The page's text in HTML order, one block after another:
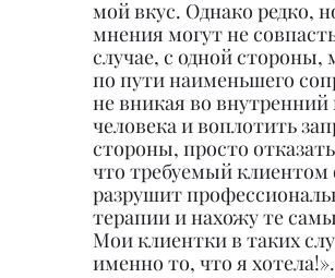
мой вкус. Однако редко,
мнения могут не
случае, с одной
по пути наименьшего
не вникая во
человека и воплотить
стороны, просто
что требуемый клиентом
разрушит
терапии и нахожу те
Мои клиентки в таких
именно то, что я хотела!».